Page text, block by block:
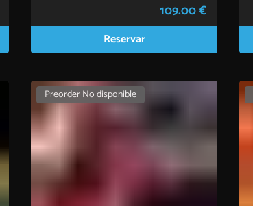
109.00 €
Reservar
Preorder No disponible